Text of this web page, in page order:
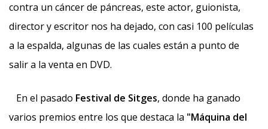
contra un cáncer de páncreas, este actor, guionista,
director y escritor nos ha dejado, con casi 100 películas
a la espalda, algunas de las cuales están a punto de
salir a la venta en DVD.
En el pasado Festival de Sitges, donde ha ganado
varios premios entre los que destaca la "Máquina del